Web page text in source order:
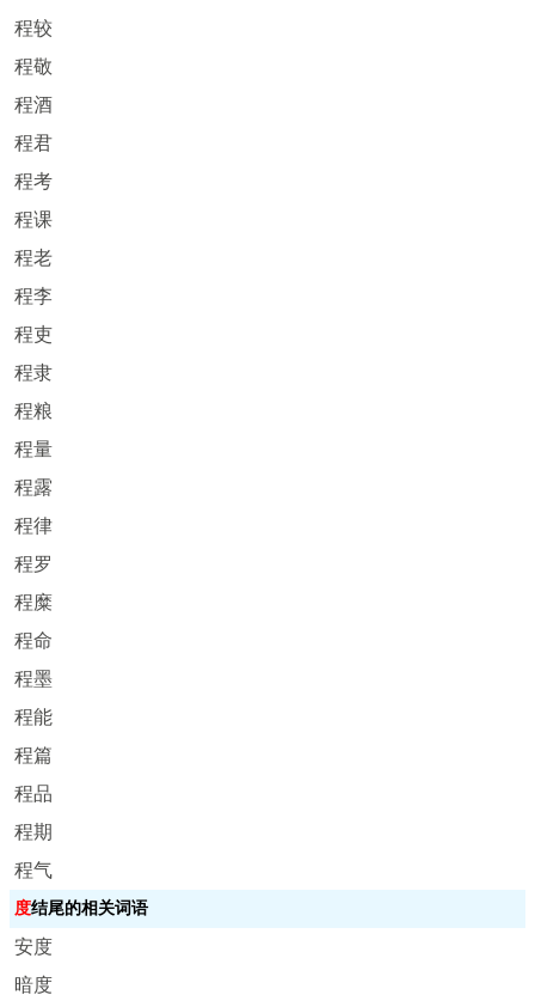
程较
程敬
程酒
程君
程考
程课
程老
程李
程吏
程隶
程粮
程量
程露
程律
程罗
程糜
程命
程墨
程能
程篇
程品
程期
程气
度结尾的相关词语
安度
暗度